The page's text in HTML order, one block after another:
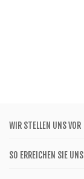
WIR STELLEN UNS VOR
SO ERREICHEN SIE UNS